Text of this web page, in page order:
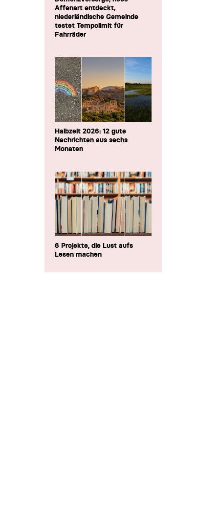
Affenart entdeckt,
niederländische Gemeinde
testet Tempolimit für
Fahrräder
Halbzeit 2026: 12 gute
Nachrichten aus sechs
Monaten
6 Projekte, die Lust aufs
Lesen machen